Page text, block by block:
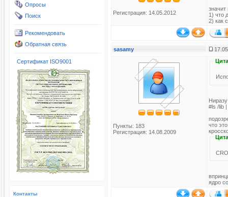
Опросы
Поиск
Рекомендовать
Обратная связь
Сертификат ISO9001
Контакты
Регистрация: 14.05.2012
1) что
2) как
sasamy
Пункты: 183
Регистрация: 14.08.2009
#ls /lib
что
ядро